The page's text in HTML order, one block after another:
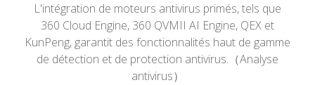
L'intégration de moteurs antivirus primés, tels que
360 Cloud Engine, 360 QVMII AI Engine, QEX et
KunPeng, garantit des fonctionnalités haut de gamme
de détection et de protection antivirus.（Analyse
antivirus）